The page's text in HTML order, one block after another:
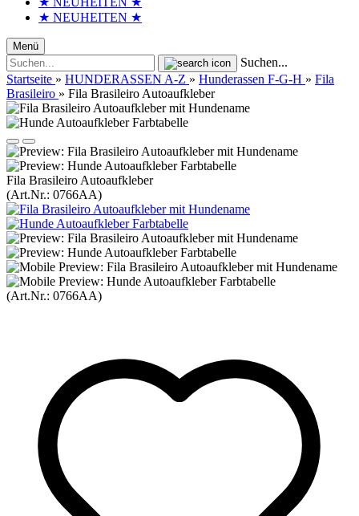
★ NEUHEITEN ★
Menü
Suchen...
Startseite » HUNDERASSEN A-Z » Hunderassen F-G-H » Fila
Brasileiro » Fila Brasileiro Autoaufkleber
Fila Brasileiro Autoaufkleber
(Art.Nr.: 0766AA)
(Art.Nr.: 0766AA)